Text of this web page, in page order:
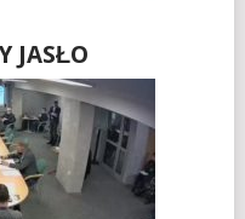
JASŁO